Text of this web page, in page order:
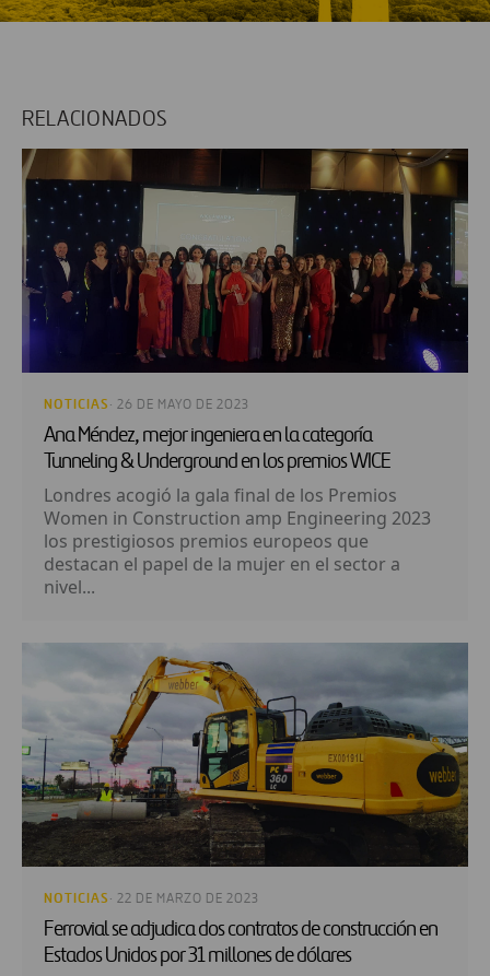
RELACIONADOS
NOTICIAS · 26 DE MAYO DE 2023
Ana Méndez, mejor ingeniera en la categoría
Tunneling & Underground en los premios WICE
Londres acogió la gala final de los Premios
Women in Construction amp Engineering 2023
los prestigiosos premios europeos que
destacan el papel de la mujer en el sector a
nivel...
NOTICIAS · 22 DE MARZO DE 2023
Ferrovial se adjudica dos contratos de construcción en
Estados Unidos por 31 millones de dólares